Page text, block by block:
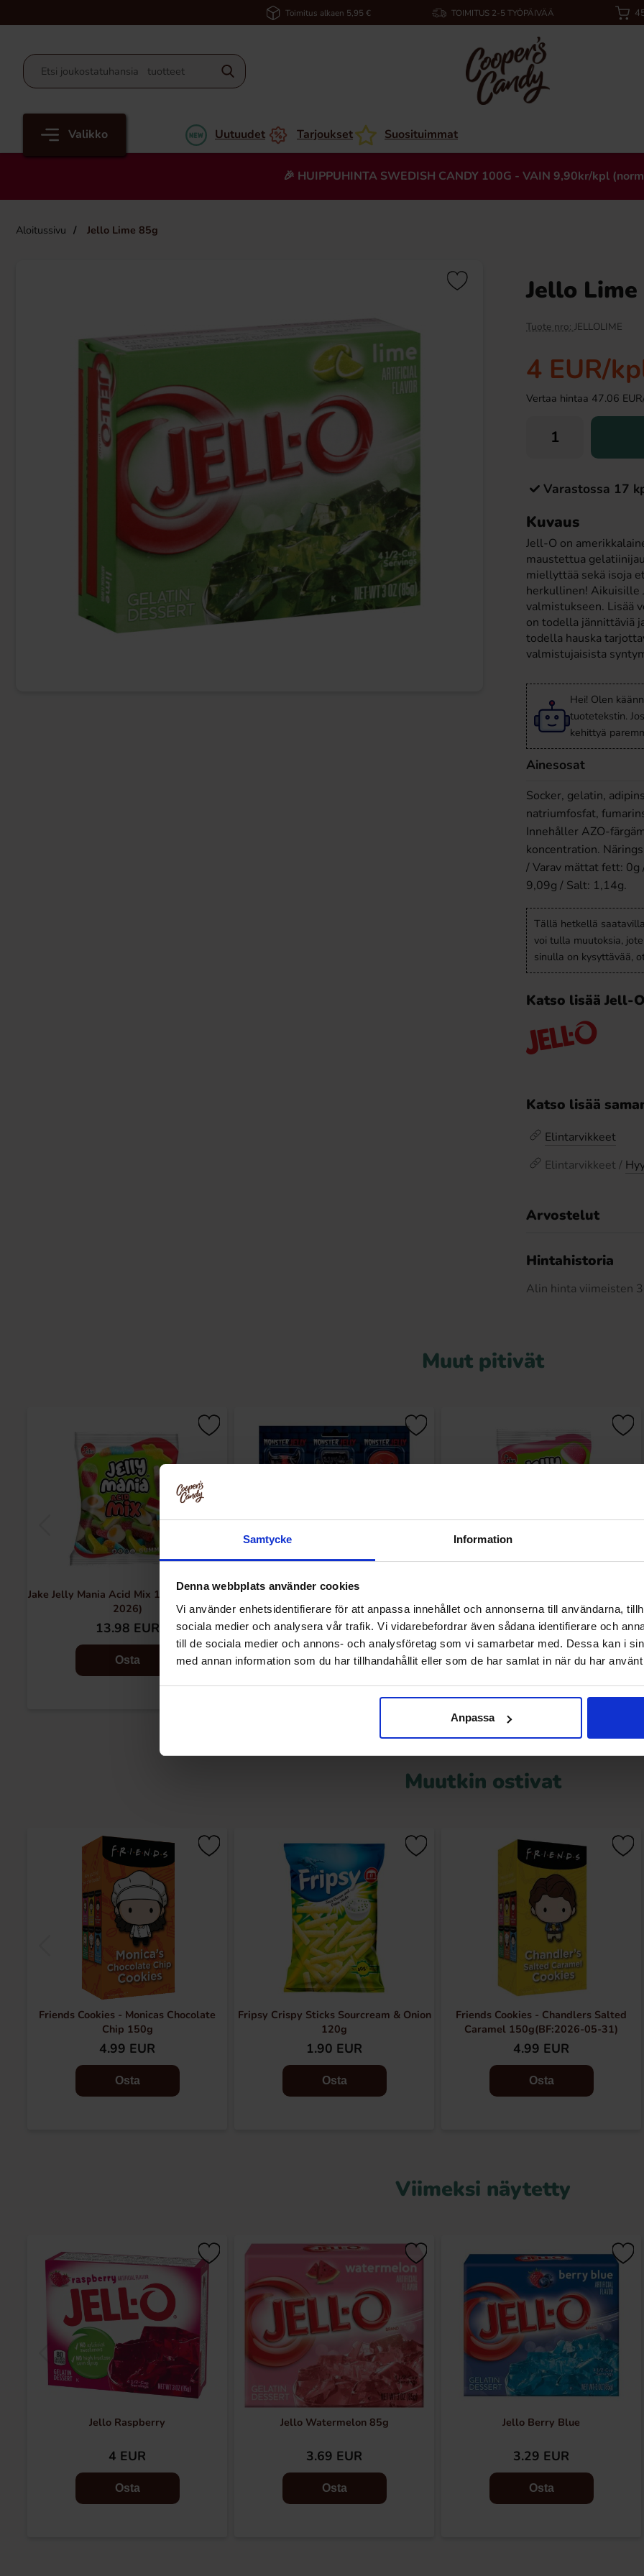
Samtycke Information
Denna webbplats använder cookies
Vi använder enhetsidentifierare för att anpassa innehållet och annonserna till användarna,
sociala medier och analysera vår trafik. Vi vidarebefordrar även sådana identifierare och
till de sociala medier och annons- och analysföretag som vi samarbetar med. Dessa kan i
med annan information som du har tillhandahållit eller som de har samlat in när du har
Anpassa
Toimitus alkaen 5,95 € TOIMITUS 2-5 TYÖPÄIVÄÄ
Valikko Uutuudet Tarjoukset Suosituimmat
🎉 HUIPPUHINTA SWEDISH CANDY 100G - VAIN 9,90kr/kpl
Aloitussivu Jello Lime 85g
Ronny & Ragge Buttcracker Chips Korv
med bröd 150g
3.29 EUR
Butterfinger suklaa 53,8g
2.99 EUR
Osta
Ronny & Ragge Buttcracker Chips Kaviar
3.29 EUR
Jello Lime
Tuote nro: JELLOLIME
4 EUR/
Vertaa hintaa 47.06
Varastossa 17
Kuvaus
Jell-O on
maustettua
miellyttää sekä isoja
herkullinen! Aikuisille Jell-O:ta voidaan käyttää myös herkullisten jello shotien
valmistukseen. Lisää
on todella jännittäviä
todella hauska
valmistujaisista
Hei! Olen
tuotetekstin.
kehittyä
Ainesosat
Socker, gelatin,
natriumfosfat,
Innehåller AZO-
koncentration.
/ Varav mättat fett: 0g
9,09g / Salt: 1,14g.
Tällä hetkellä
voi tulla muutoksia,
sinulla on kysyttävää,
Katso lisää Jell-O
Katso lisää
Elintarvikkeet
Elintarvikkeet /
Arvostelut
Hintahistoria
Alin hinta viimeisten
Muut pitivät
Jake Jelly Mania Acid Mix 1kg(BF:31-07-
2026)
13.98 EUR
Osta
Vidal Monster Jelly 6-pack 66g
2.69 EUR
Osta
2 EUR
Osta
Muutkin ostivat
Friends Cookies - Monicas Chocolate
Chip 150g
4.99 EUR
Osta
Fripsy Crispy Sticks Sourcream & Onion
120g
1.90 EUR
Osta
Friends Cookies - Chandlers Salted
Caramel 150g(BF:2026-05-31)
4.99 EUR
Osta
Viimeksi näytetty
Jello Raspberry
4 EUR
Osta
Jello Watermelon 85g
3.69 EUR
Osta
Jello Berry Blue
3.29 EUR
Osta